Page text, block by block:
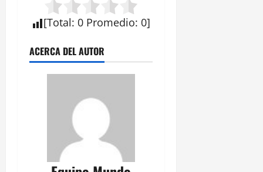
[Total: 0 Promedio: 0]
ACERCA DEL AUTOR